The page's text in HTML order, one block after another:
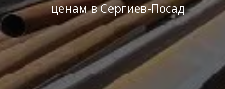
ценам в Сергиев-Посад